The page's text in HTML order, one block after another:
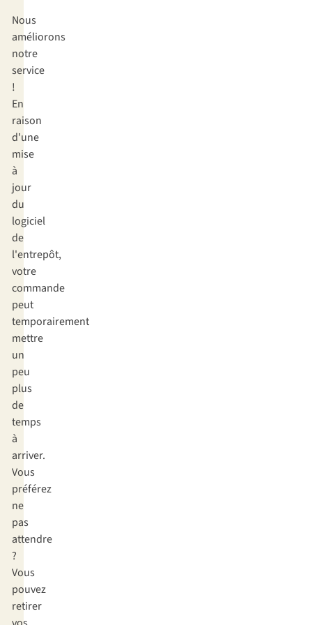
Nous
améliorons
notre
service
!
En
raison
d'une
mise
à
jour
du
logiciel
de
l'entrepôt,
votre
commande
peut
temporairement
mettre
un
peu
plus
de
temps
à
arriver.
Vous
préférez
ne
pas
attendre
?
Vous
pouvez
retirer